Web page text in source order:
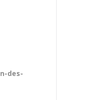
des-